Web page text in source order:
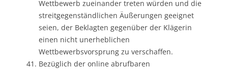
Wettbewerb zueinander treten würden und die
streitgegenständlichen Äußerungen geeignet
seien, der Beklagten gegenüber der Klägerin
einen nicht unerheblichen
Wettbewerbsvorsprung zu verschaffen.
Bezüglich der online abrufbaren